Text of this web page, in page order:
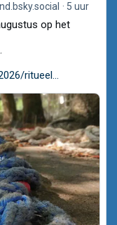
5 uur
op het
ritueel...